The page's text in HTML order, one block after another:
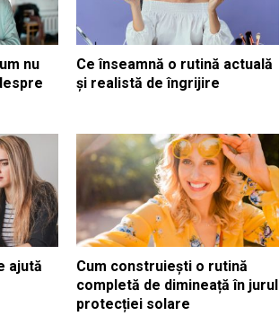
nu
Ce înseamnă o rutină actuală
și realistă de îngrijire
ajută
Cum construiești o rutină
completă de dimineață în jurul
protecției solare